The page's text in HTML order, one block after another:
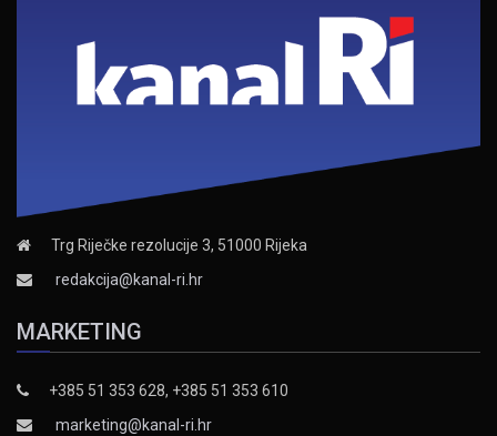
Trg Riječke rezolucije 3, 51000 Rijeka
redakcija@kanal-ri.hr
MARKETING
+385 51 353 628, +385 51 353 610
marketing@kanal-ri.hr